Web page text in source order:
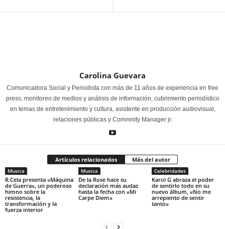
Carolina Guevara
Comunicadora Social y Periodista con más de 11 años de experiencia en free
press, monitoreo de medios y análisis de información, cubrimiento periodístico
en temas de entretenimiento y cultura, asistente en producción audiovisual,
relaciones públicas y Commnity Manager jr.
Artículos relacionados Más del autor
Musica
R.Cela presenta «Máquina
de Guerra», un poderoso
himno sobre la
resistencia, la
transformación y la
fuerza interior
Musica
De la Rose hace su
declaración más audaz
hasta la fecha con «Mi
Carpe Diem»
Celebridades
Karol G abraza el poder
de sentirlo todo en su
nuevo álbum, «No me
arrepiento de sentir
tanto»